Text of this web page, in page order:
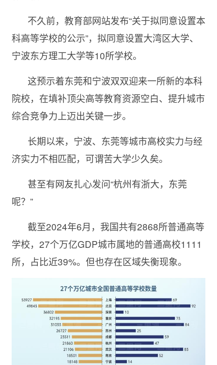
不久前，教育部网站发布“关于拟同意设置本
科高等学校的公示”，拟同意设置大湾区大学、
宁波东方理工大学等10所学校。
这预示着东莞和宁波双双迎来一所新的本科
院校，在填补顶尖高等教育资源空白、提升城市
综合竞争力上迈出关键一步。
长期以来，宁波、东莞等城市高校实力与经
济实力不相匹配，可谓苦大学少久矣。
甚至有网友扎心发问“杭州有浙大，东莞
呢？”
截至2024年6月，我国共有2868所普通高等
学校，27个万亿GDP城市属地的普通高校1111
所，占比近39%。但也存在区域失衡现象。